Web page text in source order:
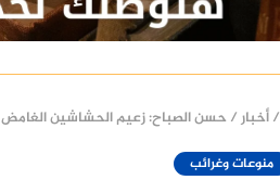
/أخبار/ حسن الصباح: زعيم الحشاشين الغامض
منوعات وغرائب